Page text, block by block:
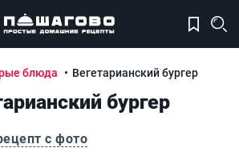
блюда Вегетарианский бургер
бургер
с фото